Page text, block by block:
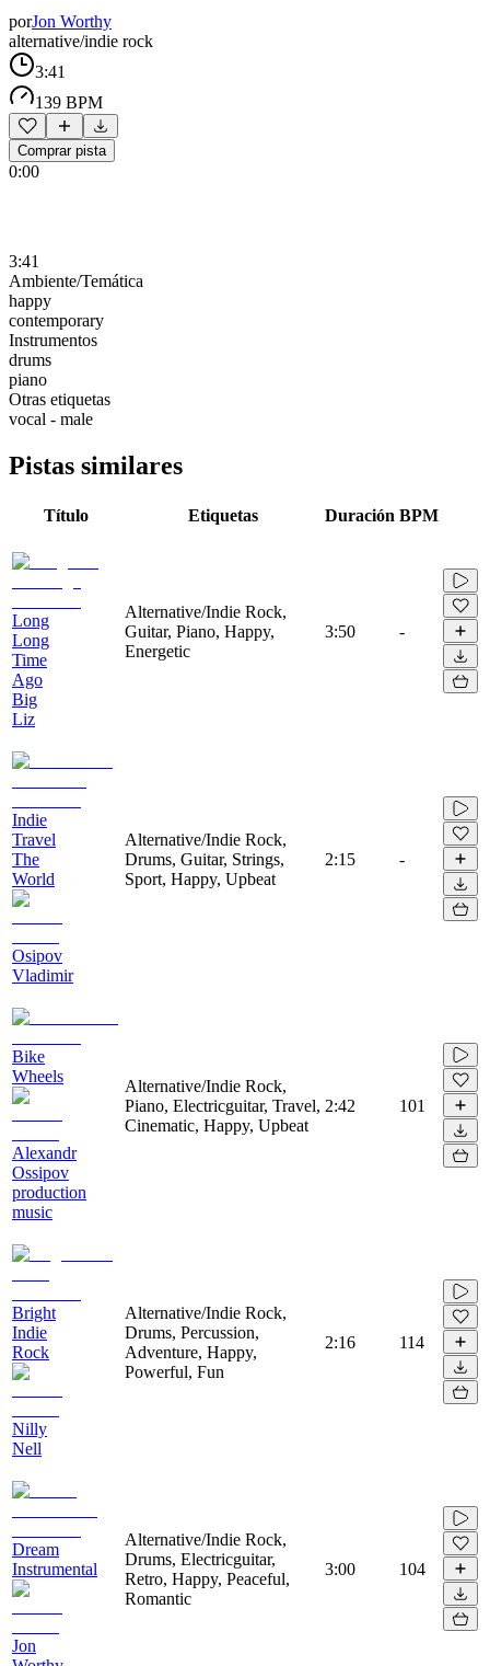
porJon Worthy
alternative/indie rock
3:41
139 BPM
Comprar pista
0:00
3:41
Ambiente/Temática
happy
contemporary
Instrumentos
drums
piano
Otras etiquetas
vocal - male
Pistas similares
Título Etiquetas Duración BPM
Long
Long
Time
Ago
Big
Liz
Alternative/Indie Rock,
Guitar, Piano, Happy,
Energetic
3:50 -
Indie
Travel
The
World
Osipov
Vladimir
Alternative/Indie Rock,
Drums, Guitar, Strings,
Sport, Happy, Upbeat
2:15 -
Bike
Wheels
Alexandr
Ossipov
production
music
Alternative/Indie Rock,
Piano, Electricguitar, Travel,
Cinematic, Happy, Upbeat
2:42 101
Bright
Indie
Rock
Nilly
Nell
Alternative/Indie Rock,
Drums, Percussion,
Adventure, Happy,
Powerful, Fun
2:16 114
Dream
Instrumental
Jon
Alternative/Indie Rock,
Drums, Electricguitar,
Retro, Happy, Peaceful,
Romantic
3:00 104